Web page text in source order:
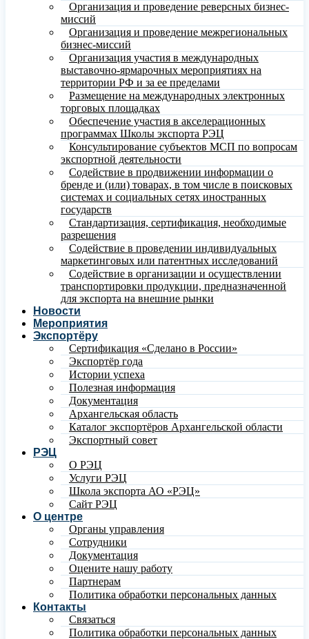
Организация и проведение реверсных бизнес-
миссий
Организация и проведение межрегиональных
бизнес-миссий
Организация участия в международных
выставочно-ярмарочных мероприятиях на
территории РФ и за ее пределами
Размещение на международных электронных
торговых площадках
Обеспечение участия в акселерационных
программах Школы экспорта РЭЦ
Консультирование субъектов МСП по вопросам
экспортной деятельности
Содействие в продвижении информации о
бренде и (или) товарах, в том числе в поисковых
системах и социальных сетях иностранных
государств
Стандартизация, сертификация, необходимые
разрешения
Содействие в проведении индивидуальных
маркетинговых или патентных исследований
Содействие в организации и осуществлении
транспортировки продукции, предназначенной
для экспорта на внешние рынки
Новости
Мероприятия
Экспортёру
Сертификация «Сделано в России»
Экспортёр года
Истории успеха
Полезная информация
Документация
Архангельская область
Каталог экспортёров Архангельской области
Экспортный совет
РЭЦ
О РЭЦ
Услуги РЭЦ
Школа экспорта АО «РЭЦ»
Сайт РЭЦ
О центре
Органы управления
Сотрудники
Документация
Оцените нашу работу
Партнерам
Политика обработки персональных данных
Контакты
Связаться
Политика обработки персональных данных